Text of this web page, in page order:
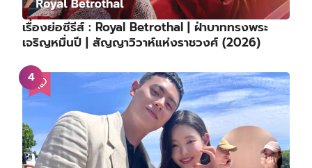
เรื่องย่อซีรีส์ : Royal Betrothal | ฝ่าบาททรงพระ
เจริญหมื่นปี | สัญญาวิวาห์แห่งราชวงศ์ (2026)